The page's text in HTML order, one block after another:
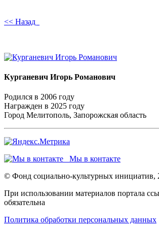
<< Назад
Курганевич Игорь Романович
Родился в 2006 году
Награжден в 2025 году
Город Мелитополь, Запорожская область
Мы в контакте
© Фонд социально-культурных инициатив,
При использовании материалов портала
обязательна
Политика обработки персональных данных